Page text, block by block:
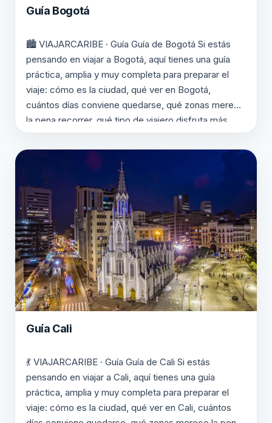
Guía Bogotá
🏙️ VIAJARCARIBE · Guía Guía de Bogotá Si estás
pensando en viajar a Bogotá, aquí tienes una guía
práctica, amplia y muy completa para preparar el
viaje: cómo es la ciudad, qué ver en Bogotá,
cuántos días conviene quedarse, qué zonas merece
la pena recorrer, qué tipo de viajero disfruta más
Guía Cali
💃 VIAJARCARIBE · Guía Guía de Cali Si estás
pensando en viajar a Cali, aquí tienes una guía
práctica, amplia y muy completa para preparar el
viaje: cómo es la ciudad, qué ver en Cali, cuántos